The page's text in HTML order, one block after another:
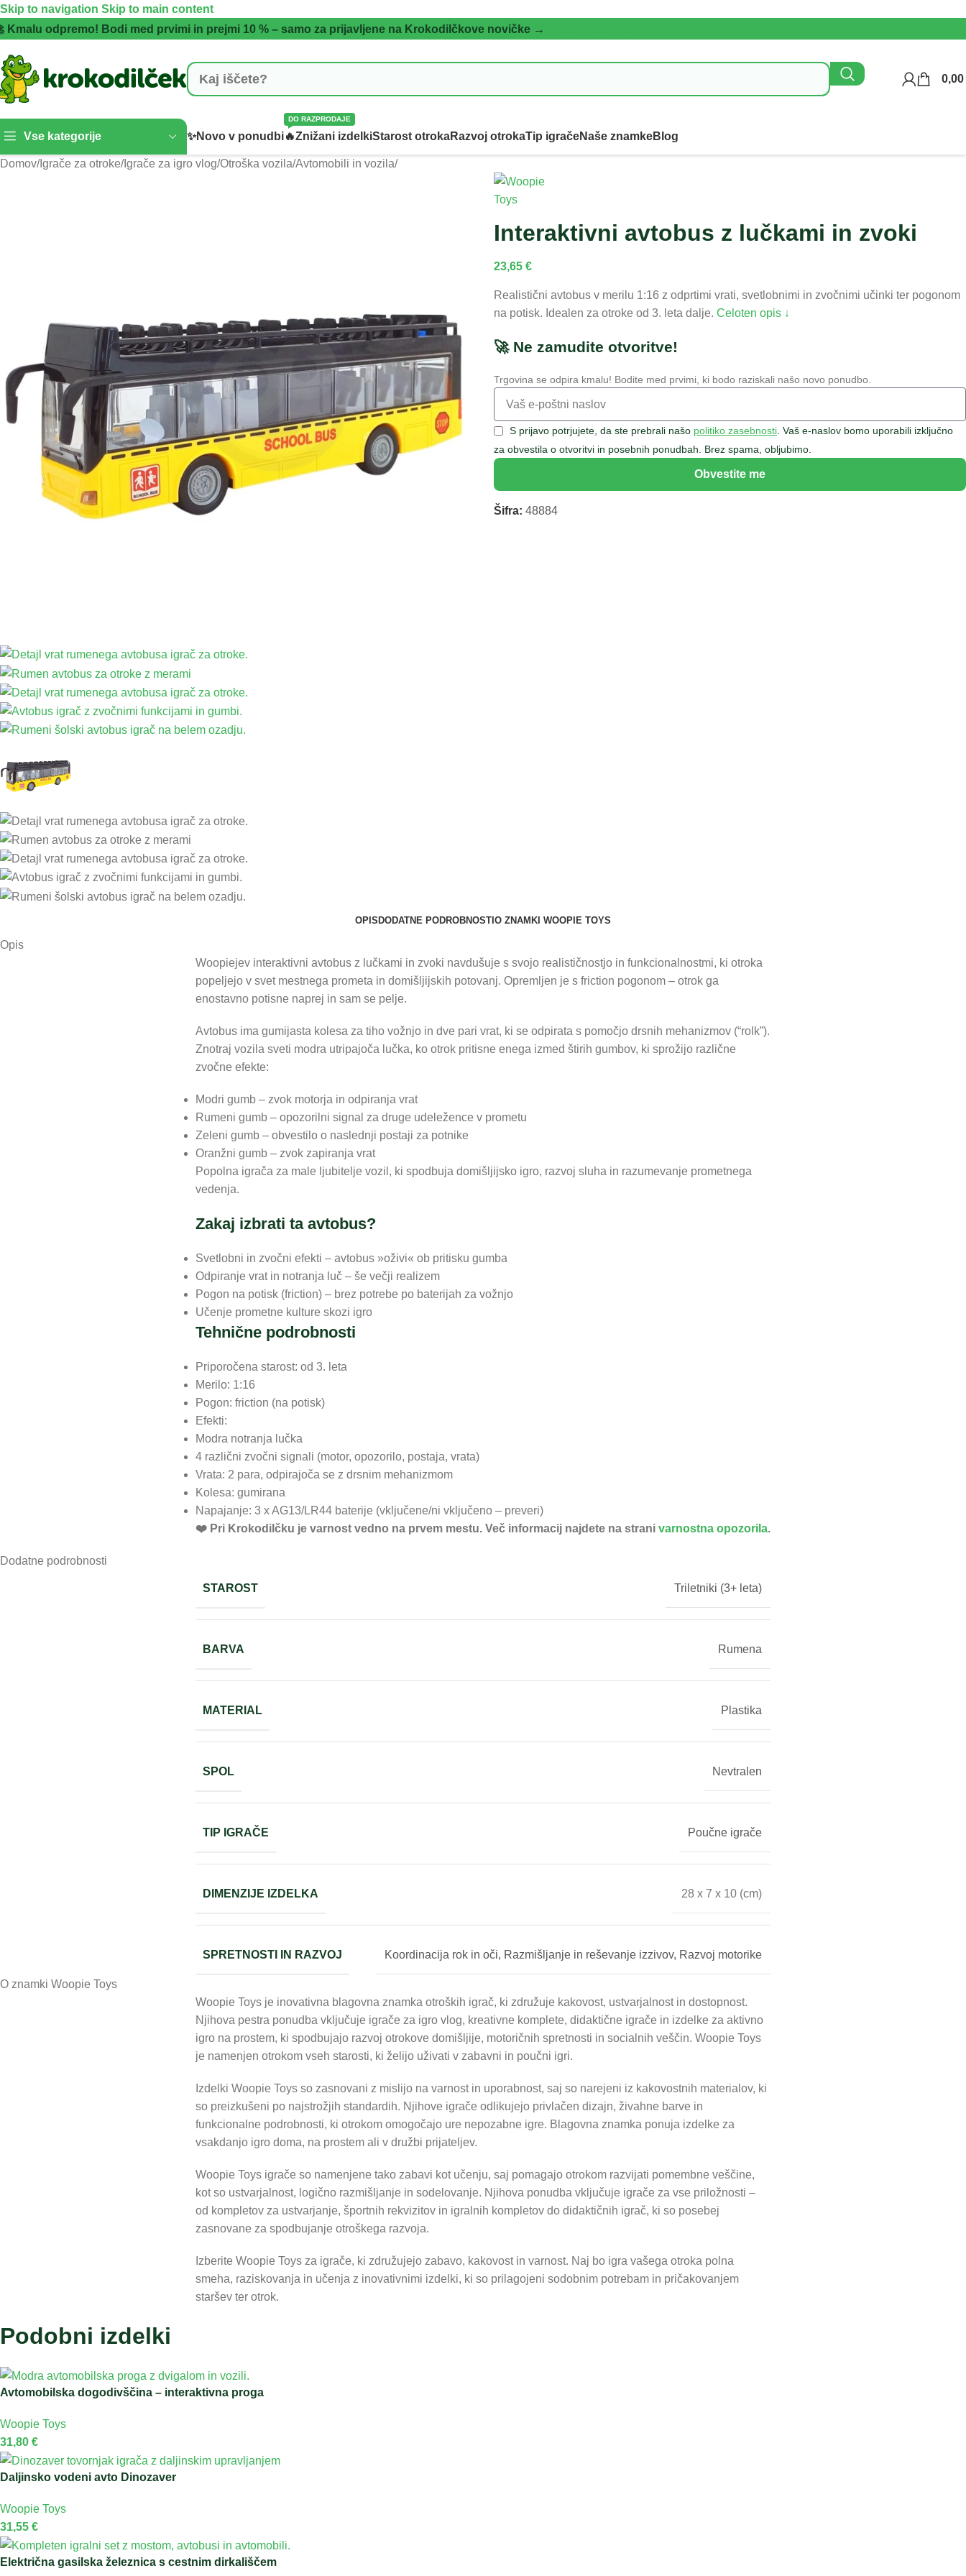
Skip to navigation Skip to main content
Kmalu odpremo! Bodi med prvimi in prejmi 10 % – samo za prijavljene na Krokodilčkove novičke →
0,00
Vse kategorije ✨Novo v ponudbi🔥Znižani izdelki
DO RAZPRODAJE
Starost otrokaRazvoj otrokaTip igračeNaše znamkeBlog
Domov/Igrače za otroke/Igrače za igro vlog/Otroška vozila/Avtomobili in vozila/
Interaktivni avtobus z lučkami in zvoki
23,65 €
Realistični avtobus v merilu 1:16 z odprtimi vrati, svetlobnimi in zvočnimi učinki ter pogonom
na potisk. Idealen za otroke od 3. leta dalje. Celoten opis ↓
🚀 Ne zamudite otvoritve!
Trgovina se odpira kmalu! Bodite med prvimi, ki bodo raziskali našo novo ponudbo.
S prijavo potrjujete, da ste prebrali našo politiko zasebnosti. Vaš e-naslov bomo uporabili izključno
za obvestila o otvoritvi in posebnih ponudbah. Brez spama, obljubimo.
Obvestite me
Šifra: 48884
OPISDODATNE PODROBNOSTIO ZNAMKI WOOPIE TOYS
Opis
Woopiejev interaktivni avtobus z lučkami in zvoki navdušuje s svojo realističnostjo in funkcionalnostmi, ki otroka
popeljejo v svet mestnega prometa in domišljijskih potovanj. Opremljen je s friction pogonom – otrok ga
enostavno potisne naprej in sam se pelje.
Avtobus ima gumijasta kolesa za tiho vožnjo in dve pari vrat, ki se odpirata s pomočjo drsnih mehanizmov (“rolk”).
Znotraj vozila sveti modra utripajoča lučka, ko otrok pritisne enega izmed štirih gumbov, ki sprožijo različne
zvočne efekte:
Modri gumb – zvok motorja in odpiranja vrat
Rumeni gumb – opozorilni signal za druge udeležence v prometu
Zeleni gumb – obvestilo o naslednji postaji za potnike
Oranžni gumb – zvok zapiranja vrat
Popolna igrača za male ljubitelje vozil, ki spodbuja domišljijsko igro, razvoj sluha in razumevanje prometnega
vedenja.
Zakaj izbrati ta avtobus?
Svetlobni in zvočni efekti – avtobus »oživi« ob pritisku gumba
Odpiranje vrat in notranja luč – še večji realizem
Pogon na potisk (friction) – brez potrebe po baterijah za vožnjo
Učenje prometne kulture skozi igro
Tehnične podrobnosti
Priporočena starost: od 3. leta
Merilo: 1:16
Pogon: friction (na potisk)
Efekti:
Modra notranja lučka
4 različni zvočni signali (motor, opozorilo, postaja, vrata)
Vrata: 2 para, odpirajoča se z drsnim mehanizmom
Kolesa: gumirana
Napajanje: 3 x AG13/LR44 baterije (vključene/ni vključeno – preveri)
❤️ ️Pri Krokodilčku je varnost vedno na prvem mestu. Več informacij najdete na strani varnostna opozorila.
Dodatne podrobnosti
STAROST Triletniki (3+ leta)
BARVA Rumena
MATERIAL Plastika
SPOL Nevtralen
TIP IGRAČE Poučne igrače
DIMENZIJE IZDELKA 28 x 7 x 10 (cm)
SPRETNOSTI IN RAZVOJ Koordinacija rok in oči, Razmišljanje in reševanje izzivov, Razvoj motorike
O znamki Woopie Toys
Woopie Toys je inovativna blagovna znamka otroških igrač, ki združuje kakovost, ustvarjalnost in dostopnost.
Njihova pestra ponudba vključuje igrače za igro vlog, kreativne komplete, didaktične igrače in izdelke za aktivno
igro na prostem, ki spodbujajo razvoj otrokove domišljije, motoričnih spretnosti in socialnih veščin. Woopie Toys
je namenjen otrokom vseh starosti, ki želijo uživati v zabavni in poučni igri.
Izdelki Woopie Toys so zasnovani z mislijo na varnost in uporabnost, saj so narejeni iz kakovostnih materialov, ki
so preizkušeni po najstrožjih standardih. Njihove igrače odlikujejo privlačen dizajn, živahne barve in
funkcionalne podrobnosti, ki otrokom omogočajo ure nepozabne igre. Blagovna znamka ponuja izdelke za
vsakdanjo igro doma, na prostem ali v družbi prijateljev.
Woopie Toys igrače so namenjene tako zabavi kot učenju, saj pomagajo otrokom razvijati pomembne veščine,
kot so ustvarjalnost, logično razmišljanje in sodelovanje. Njihova ponudba vključuje igrače za vse priložnosti –
od kompletov za ustvarjanje, športnih rekvizitov in igralnih kompletov do didaktičnih igrač, ki so posebej
zasnovane za spodbujanje otroškega razvoja.
Izberite Woopie Toys za igrače, ki združujejo zabavo, kakovost in varnost. Naj bo igra vašega otroka polna
smeha, raziskovanja in učenja z inovativnimi izdelki, ki so prilagojeni sodobnim potrebam in pričakovanjem
staršev ter otrok.
Podobni izdelki
Avtomobilska dogodivščina – interaktivna proga
Woopie Toys
31,80 €
Daljinsko vodeni avto Dinozaver
Woopie Toys
31,55 €
Električna gasilska železnica s cestnim dirkališčem